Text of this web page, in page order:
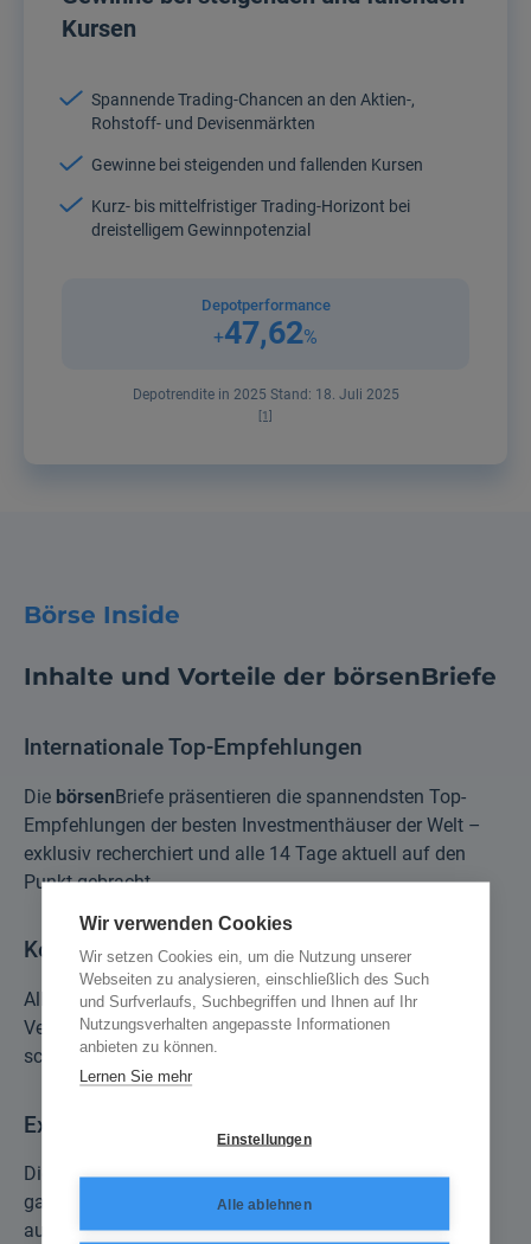
Kursen
Spannende Trading-Chancen an den Aktien-,
Rohstoff- und Devisenmärkten
Gewinne bei steigenden und fallenden Kursen
Kurz- bis mittelfristiger Trading-Horizont bei
dreistelligem Gewinnpotenzial
Depotperformance
+47,62%
Depotrendite in 2025 Stand: 18. Juli 2025
[1]
Börse Inside
Inhalte und Vorteile der börsenBriefe
Internationale Top-Empfehlungen
Die börsenBriefe präsentieren die spannendsten Top-
Empfehlungen der besten Investmenthäuser der Welt –
exklusiv recherchiert und alle 14 Tage aktuell auf den
Punkt gebracht.
Konkrete Kauf- und Verkaufsempfehlungen
Alle vorgestellten Werte werden von der Kauf- bis zur
Verkaufsempfehlung kontinuierlich begleitet – auch in
schwierigen Marktphasen.
Exklusives Musterdepot
Die Musterdepots wurden vielfach als erfolgreichste in
ganz Deutschland ausgezeichnet. Dieser Erfolg basiert
auf besten Verbindungen zu den führenden
Wir verwenden Cookies
Wir setzen Cookies ein, um die Nutzung unserer
Webseiten zu analysieren, einschließlich des Such
und Surfverlaufs, Suchbegriffen und Ihnen auf Ihr
Nutzungsverhalten angepasste Informationen
anbieten zu können.
Lernen Sie mehr
Einstellungen
Alle ablehnen